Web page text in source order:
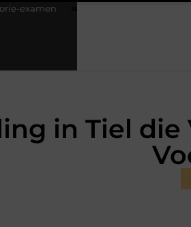
Fysiotherapie Hilversum:
in Tiel